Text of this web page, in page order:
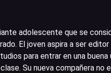
adolescente que se
El joven aspira a ser
para entrar en una buena
Su nueva compañera no